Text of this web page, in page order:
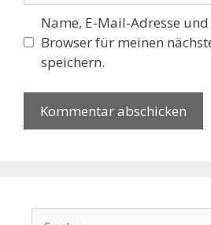
Name, E-Mail-Adresse
Browser für meinen
speichern.